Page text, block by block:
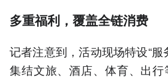
多重福利，覆盖全链消费
记者注意到，活动现场特设“服
集结文旅、酒店、体育、出